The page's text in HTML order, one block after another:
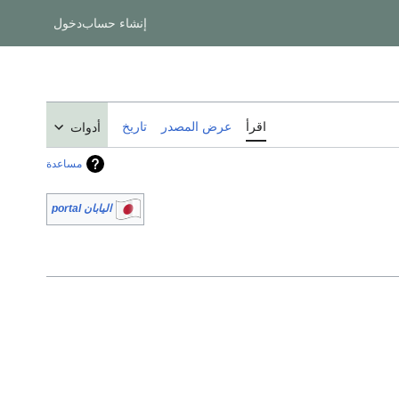
إنشاء حسابدخول
اقرأ عرض المصدر تاريخ أدوات
مساعدة
اليابان portal